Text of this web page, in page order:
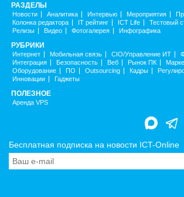
РАЗДЕЛЫ
Новости Аналитика Интервью Мероприятия
Колонка редактора
IT рейтинг ICT Life Тестовый
Релизы
Видео Фотогалерея Инфографика
РУБРИКИ
Интернет Мобильная связь CIO/Управление ИТ
Интеграция
Безопасность Веб Рынок ПК
Оборудование
ПО Outsourcing Кадры
Инновации
Гаджеты
ПОЛЕЗНОЕ
Аренда VPS
Бесплатная подписка на новости ICT-Online